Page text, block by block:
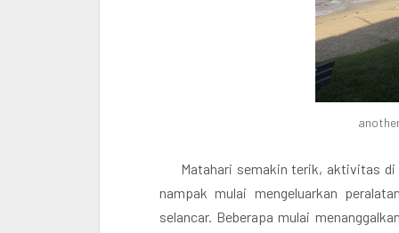
Matahari semakin terik, aktivitas di
nampak mulai mengeluarkan
selancar. Beberapa mulai